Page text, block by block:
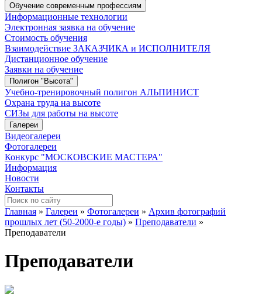
Обучение современным профессиям
Информационные технологии
Электронная заявка на обучение
Стоимость обучения
Взаимодействие ЗАКАЗЧИКА и ИСПОЛНИТЕЛЯ
Дистанционное обучение
Заявки на обучение
Полигон "Высота"
Учебно-тренировочный полигон АЛЬПИНИСТ
Охрана труда на высоте
СИЗы для работы на высоте
Галереи
Видеогалереи
Фотогалереи
Конкурс "МОСКОВСКИЕ МАСТЕРА"
Информация
Новости
Контакты
Главная » Галереи » Фотогалереи » Архив фотографий
прошлых лет (50-2000-е годы) » Преподаватели »
Преподаватели
Преподаватели